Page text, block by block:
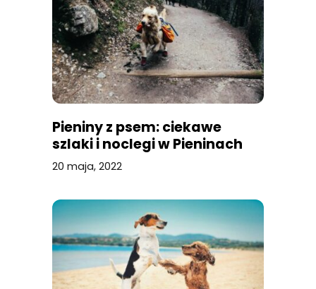
Pieniny z psem: ciekawe
szlaki i noclegi w Pieninach
20 maja, 2022